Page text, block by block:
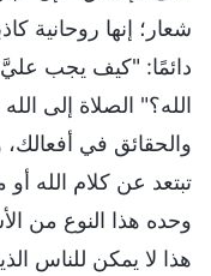
شعار؛ إنها روحانية
دائمًا: "كيف يجب عليَّ
الله؟" الصلاة إلى
والحقائق في
تبتعد عن كلام الله
وحده هذا النوع من
هذا لا يمكن للناس